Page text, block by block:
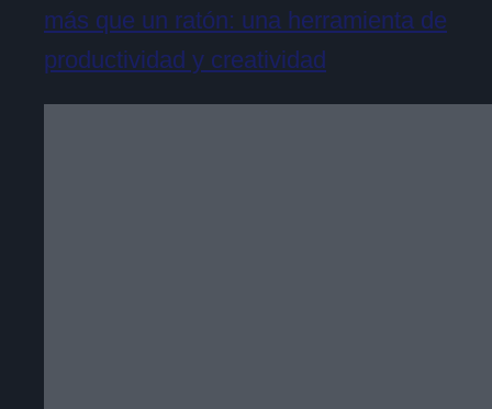
más que un ratón: una herramienta de
productividad y creatividad